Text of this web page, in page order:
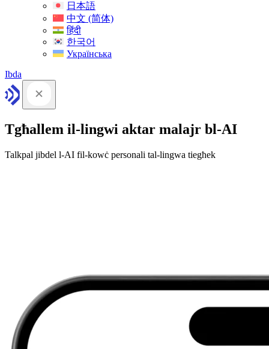
日本語
中文 (简体)
हिंदी
한국어
Українська
Ibda
Tgħallem il-lingwi aktar malajr bl-AI
Talkpal jibdel l-AI fil-kowċ personali tal-lingwa tiegħek